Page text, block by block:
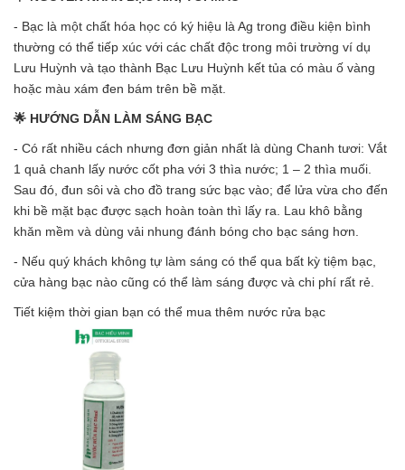
- Bạc là một chất hóa học có ký hiệu là Ag trong điều kiện bình
thường có thể tiếp xúc với các chất độc trong môi trường ví dụ
Lưu Huỳnh và tạo thành Bạc Lưu Huỳnh kết tủa có màu ố vàng
hoặc màu xám đen bám trên bề mặt.
🌟 HƯỚNG DẪN LÀM SÁNG BẠC
- Có rất nhiều cách nhưng đơn giản nhất là dùng Chanh tươi: Vắt
1 quả chanh lấy nước cốt pha với 3 thìa nước; 1 – 2 thìa muối.
Sau đó, đun sôi và cho đồ trang sức bạc vào; để lửa vừa cho đến
khi bề mặt bạc được sạch hoàn toàn thì lấy ra. Lau khô bằng
khăn mềm và dùng vải nhung đánh bóng cho bạc sáng hơn.
- Nếu quý khách không tự làm sáng có thể qua bất kỳ tiệm bạc,
cửa hàng bạc nào cũng có thể làm sáng được và chi phí rất rẻ.
Tiết kiệm thời gian bạn có thể mua thêm nước rửa bạc